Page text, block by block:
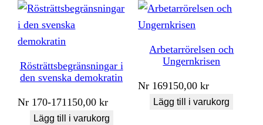
Rösträttsbegränsningar i
den svenska demokratin
Nr 170-171150,00kr
Lägg till i varukorg
Arbetarrörelsen och
Ungernkrisen
Nr 169150,00kr
Lägg till i varukorg